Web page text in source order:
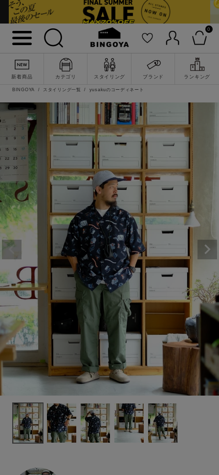
0
新着商品 カテゴリ スタイリング ブランド ランキング
詳細検索
BINGOYA スタイリング一覧 yusakuのコーディネート